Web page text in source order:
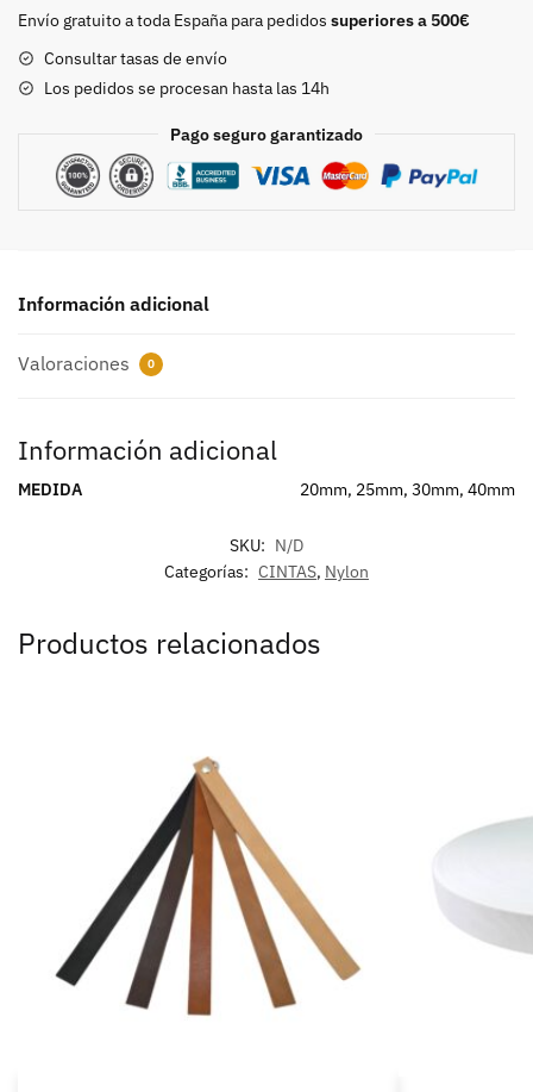
cantidad
Envío gratuito a toda España para pedidos superiores a 500€
Consultar tasas de envío
Los pedidos se procesan hasta las 14h
Pago seguro garantizado
Información adicional
Valoraciones 0
Información adicional
MEDIDA 20mm, 25mm, 30mm, 40mm
SKU: N/D
Categorías: CINTAS, Nylon
Productos relacionados